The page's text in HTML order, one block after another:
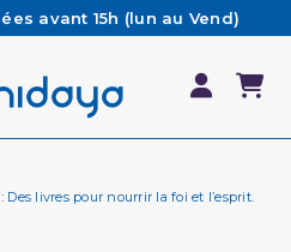
avant 15h (lun au Vend)
le jour même
notre FAQ
partir de 65€ d'achat*
livres pour nourrir la foi et l’esprit.